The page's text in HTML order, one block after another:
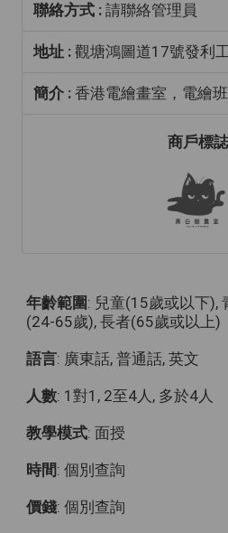
聯絡方式 : 請聯絡管理員
地址 : 觀塘鴻圖道17號發利
簡介 : 香港電繪畫室，電繪
商戶標誌
年齡範圍: 兒童(15歲或以下),
(24-65歲), 長者(65歲或以上)
語言: 廣東話, 普通話, 英文
人數: 1對1, 2至4人, 多於4人
教學模式: 面授
時間: 個別查詢
價錢: 個別查詢